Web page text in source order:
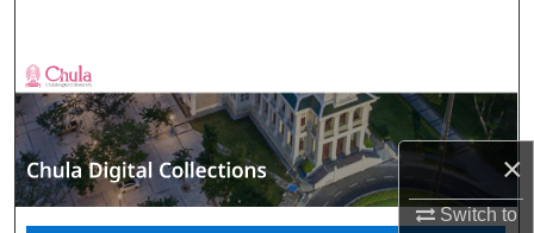
×
Switch to
Browse Collections
My Account
About